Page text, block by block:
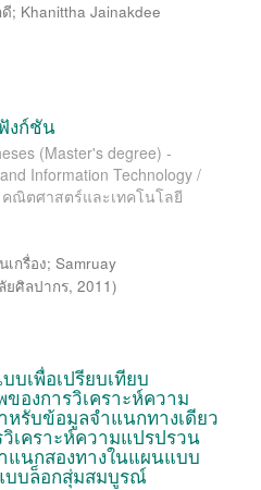
; Khanittha Jainakdee
งก์ชัน
(Master's degree) -
Information Technology /
ณิตศาสตร์และเทคโนโลยี
เกรื่อง; Samruay
ยศิลปากร, 2011)
บเพื่อเปรียบเทียบ
องการวิเคราะห์ความ
หรับข้อมูลจำแนกทางเดียว
เคราะห์ความแปรปรวน
แนกสองทางในแผนแบบ
บบล็อกสุ่มสมบูรณ์